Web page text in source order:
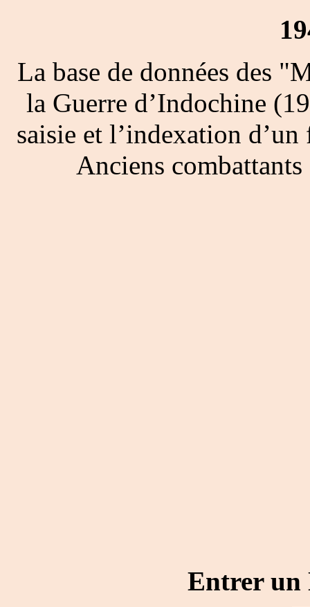
La base de données des
la Guerre d’Indochine
saisie et l’indexation
Anciens
Entrer un